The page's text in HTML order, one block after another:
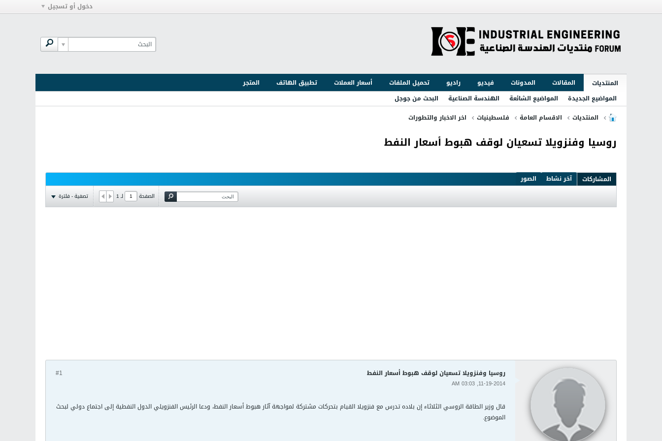
دخول أو تسجيل
المنتديات المقالات المدونات فيديو راديو تحميل الملفات أسعار العملات تطبيق الهاتف
المتجر
المواضيع الجديدة
المواضيع الشائعة الهندسة الصناعية
البحث من جوجل
المنتديات
الاقسام العامة فلسطينيات اخر الاخبار والتطورات
روسيا وفنزويلا تسعيان لوقف هبوط أسعار النفط
المشاركات آخر نشاط الصور
الصفحة لـ1 تصفية - فلترة
#1 روسيا وفنزويلا تسعيان لوقف هبوط أسعار النفط
11-19-2014, 03:03 AM
قال وزير الطاقة الروسي الثلاثاء إن بلاده تدرس مع فنزويلا القيام بتحركات مشتركة لمواجهة آثار هبوط أسعار النفط، ودعا الرئيس الفنزويلي الدول النفطية إلى اجتماع دولي لبحث
الموضوع.